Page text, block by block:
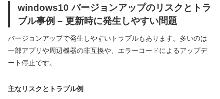
windows10 バージョンアップのリスクとトラ
ブル事例 – 更新時に発生しやすい問題
バージョンアップで発生しやすいトラブルもあります。多いのは
一部アプリや周辺機器の非互換や、エラーコードによるアップデ
ート停止です。
主なリスクとトラブル例